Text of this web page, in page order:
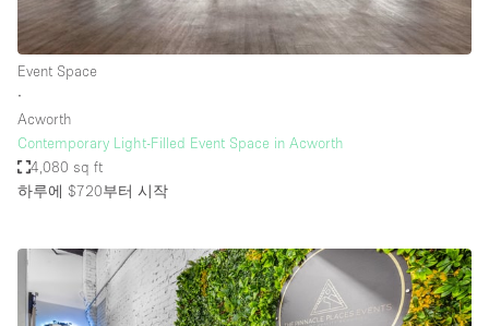
Event Space
∙
Acworth
Contemporary Light-Filled Event Space in Acworth
4,080 sq ft
하루에 $720부터 시작